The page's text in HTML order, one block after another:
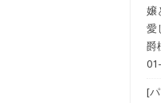
嬢
愛
爵
[